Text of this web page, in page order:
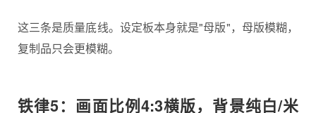
这三条是质量底线。设定板本身就是"母版"，母版模糊，
复制品只会更模糊。
铁律5：画面比例4:3横版，背景纯白/米